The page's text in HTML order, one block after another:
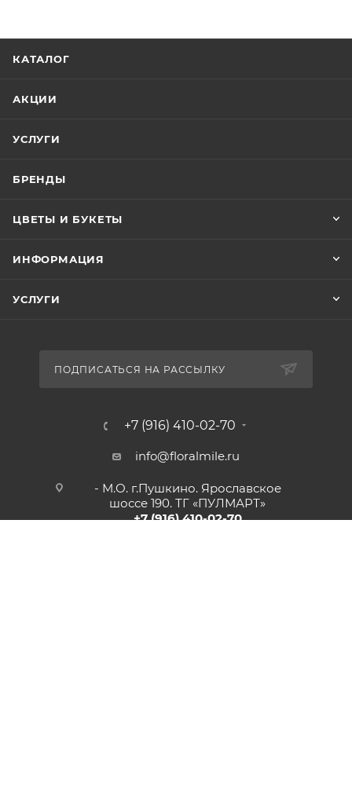
КАТАЛОГ
АКЦИИ
УСЛУГИ
БРЕНДЫ
ЦВЕТЫ И БУКЕТЫ
ИНФОРМАЦИЯ
УСЛУГИ
ПОДПИСАТЬСЯ НА РАССЫЛКУ
+7 (916) 410-02-70
info@floralmile.ru
- М.О. г.Пушкино. Ярославское
шоссе 190. ТГ «ПУЛМАРТ»
+7 (916) 410-02-70